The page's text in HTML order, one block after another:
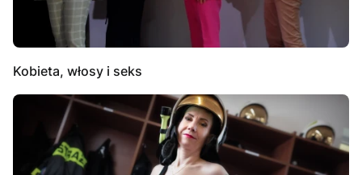
Kobieta, włosy i seks